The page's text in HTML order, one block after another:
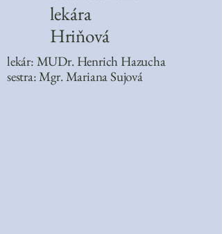
lekára
Hriňová
lekár: MUDr. Henrich Hazucha
sestra: Mgr. Mariana Sujová